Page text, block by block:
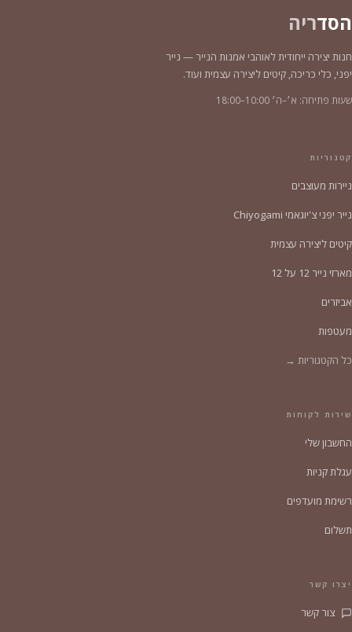
הסדריה
חנות יצירה ייחודית לאוהבי אמנות הנייר — נייר
יפני, כלי כריכה, קיטים ליצירה עצמית ועוד.
שעות פתיחה: א׳–ה׳ 10:00–18:00
קטגוריות
ניירות מעוצבים
נייר יפני צ'יוגאמי Chiyogami
קיטים ליצירה עצמית
מארזי נייר 12 על 12
אביזרים
מעטפות
כל הקטגוריות →
שירות לקוחות
החשבון שלי
עגלת קניות
רשימת מועדפים
תשלום
יצרו קשר
צור קשר